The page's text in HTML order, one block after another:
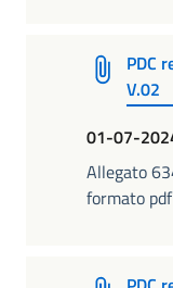
PDC
V.02
01-07-
Allegato
formato pdf